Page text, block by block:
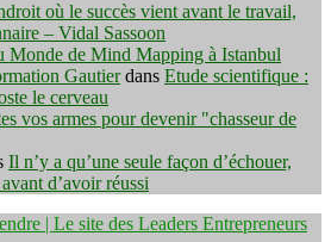
où le succès vient avant le travail,
– Vidal Sassoon
Monde de Mind Mapping à Istanbul
Gautierdans Etude scientifique :
le cerveau
vos armes pour devenir "chasseur de
Il n’y a qu’une seule façon d’échouer,
d’avoir réussi
| Le site des Leaders Entrepreneurs